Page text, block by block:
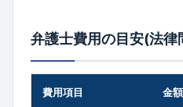
弁護士費用の目安(法律
費用項目 金